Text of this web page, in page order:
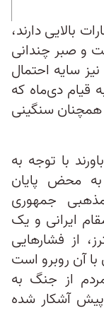
بالایی دارند،
و صبر چندانی
سایه احتمال
قیام دی‌ماه که
سنگینی
با توجه به
به محض پایان
جمهوری
ایرانی و یک
از فشارهایی
آن روبرو است
از جنگ به
آشکار شده